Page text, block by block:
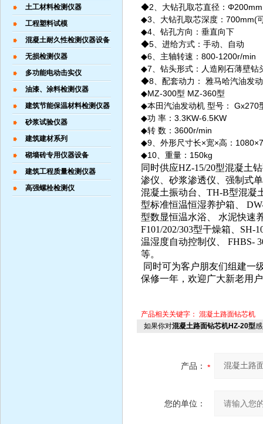
土工材料检测仪器
工程塑料试模
混凝土耐久性检测仪器设备
无损检测仪器
多功能电动击实仪
油漆、涂料检测仪器
建筑节能保温材料检测仪器
砂浆试验仪器
建筑建材系列
砌墙砖专用仪器设备
建筑工程质量检测仪器
高强螺栓检测仪
◆2、大钻孔取芯直径：Φ200mm
◆3、大钻孔取芯深度：700mm(
◆4、钻孔方向：垂直向下
◆5、进给方式：手动、自动
◆6、主轴转速：800-1200r/min
◆7、钻头形式：人造刚石薄壁钻
◆8、配套动力： 雅马哈汽油发
◆MZ-300型 MZ-360型
◆本田汽油发动机 型号： Gx270
◆功 率：3.3KW-6.5KW
◆转 数：3600r/min
◆9、外形尺寸长×宽×高：
◆10、重量：150kg
同时供应HZ-15/20型混凝土
渗仪、砂浆渗透仪、强制式
混凝土振动台、 TH-B型混凝
型标准恒温恒湿养护箱、
型数显恒温水浴、 水泥快速
F101/202/303型干燥箱、 SH-
温湿度自动控制仪、 FHBS-
等。
同时可为客户朋友们组建一
保修一年，欢迎广大新老用
产品相关关键字： 混凝土路面钻芯机
如果你对混凝土路面钻芯机HZ-20型
产品：
您的单位：